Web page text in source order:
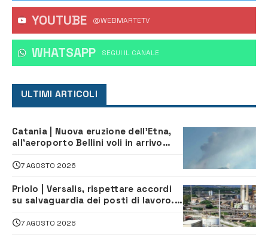
YOUTUBE @WEBMARTETV
WHATSAPP ‎SEGUI IL CANALE
ULTIMI ARTICOLI
Catania | Nuova eruzione dell’Etna,
all’aeroporto Bellini voli in arrivo
7 AGOSTO 2026
Priolo | Versalis, rispettare accordi
su salvaguardia dei posti di lavoro. Il
7 AGOSTO 2026